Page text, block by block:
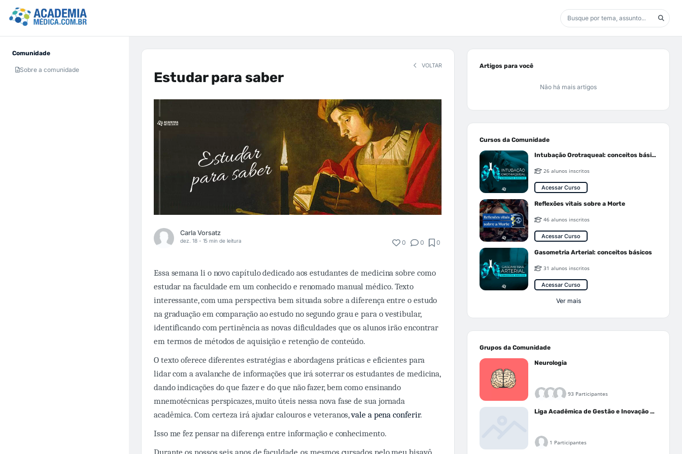
Comunidade
Sobre a comunidade
VOLTAR
Estudar para saber
Carla Vorsatz
dez. 18 - 15 min de leitura 0 0 0
Essa semana li o novo capítulo dedicado aos estudantes de medicina sobre como
estudar na faculdade em um conhecido e renomado manual médico. Texto
interessante, com uma perspectiva bem situada sobre a diferença entre o estudo
na graduação em comparação ao estudo no segundo grau e para o vestibular,
identificando com pertinência as novas dificuldades que os alunos irão encontrar
em termos de métodos de aquisição e retenção de conteúdo.
O texto oferece diferentes estratégias e abordagens práticas e eficientes para
lidar com a avalanche de informações que irá soterrar os estudantes de medicina,
dando indicações do que fazer e do que não fazer, bem como ensinando
mnemotécnicas perspicazes, muito úteis nessa nova fase de sua jornada
acadêmica. Com certeza irá ajudar calouros e veteranos,vale a pena conferir.
Isso me fez pensar na diferença entre informação e conhecimento.
Artigos para você
Não há mais artigos
Cursos da Comunidade
Intubação Orotraqueal: conceitos básicos
26 alunos inscritos
Acessar Curso
Reflexões vitais sobre a Morte
46 alunos inscritos
Acessar Curso
Gasometria Arterial: conceitos básicos
31 alunos inscritos
Acessar Curso
Ver mais
Grupos da Comunidade
Neurologia
93 Participantes
Liga Acadêmica de Gestão e Inovação Médica - LAGIM
1 Participantes